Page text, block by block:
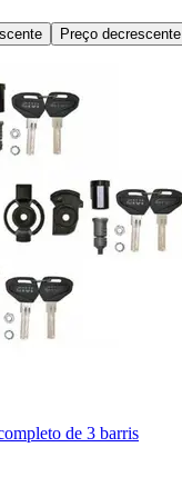
Preço decrescente
de 3 barris